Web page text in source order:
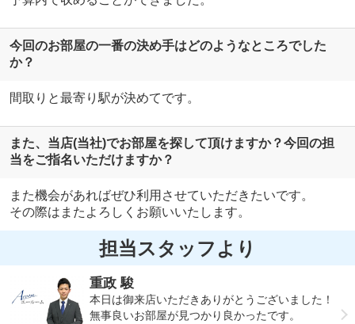
今回のお部屋の一番の決め手はどのようなところでした
か？
間取りと最寄り駅が決めてです。
また、当店(当社)でお部屋を探して頂けますか？今回の担
当をご指名いただけますか？
また機会があればぜひ利用させていただきたいです。
その際はまたよろしくお願いいたします。
担当スタッフより
重政 駿
本日は御来店いただきありがとうございました！
無事良いお部屋が見つかり良かったです。